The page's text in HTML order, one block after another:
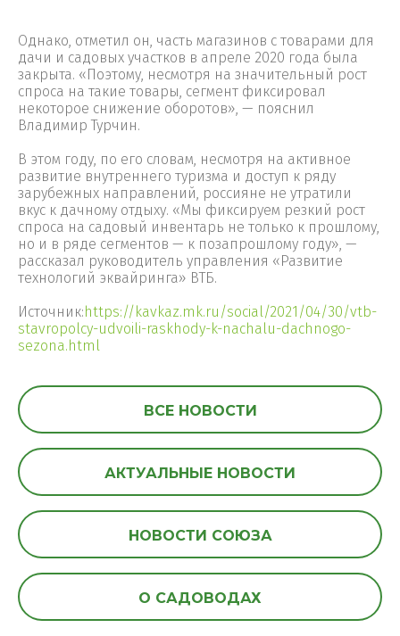
Однако, отметил он, часть магазинов с товарами для
дачи и садовых участков в апреле 2020 года была
закрыта. «Поэтому, несмотря на значительный рост
спроса на такие товары, сегмент фиксировал
некоторое снижение оборотов», — пояснил
Владимир Турчин.
В этом году, по его словам, несмотря на активное
развитие внутреннего туризма и доступ к ряду
зарубежных направлений, россияне не утратили
вкус к дачному отдыху. «Мы фиксируем резкий рост
спроса на садовый инвентарь не только к прошлому,
но и в ряде сегментов — к позапрошлому году», —
рассказал руководитель управления «Развитие
технологий эквайринга» ВТБ.
Источник: https://kavkaz.mk.ru/social/2021/04/30/vtb-
stavropolcy-udvoili-raskhody-k-nachalu-dachnogo-
sezona.html
ВСЕ НОВОСТИ
АКТУАЛЬНЫЕ НОВОСТИ
НОВОСТИ СОЮЗА
О САДОВОДАХ